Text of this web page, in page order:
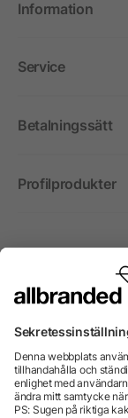
Information
Service
Betalningssätt
Profilprodukter